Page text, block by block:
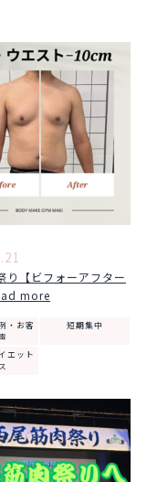
り【ビフォーアフター
more
・お客
短期集中
エット